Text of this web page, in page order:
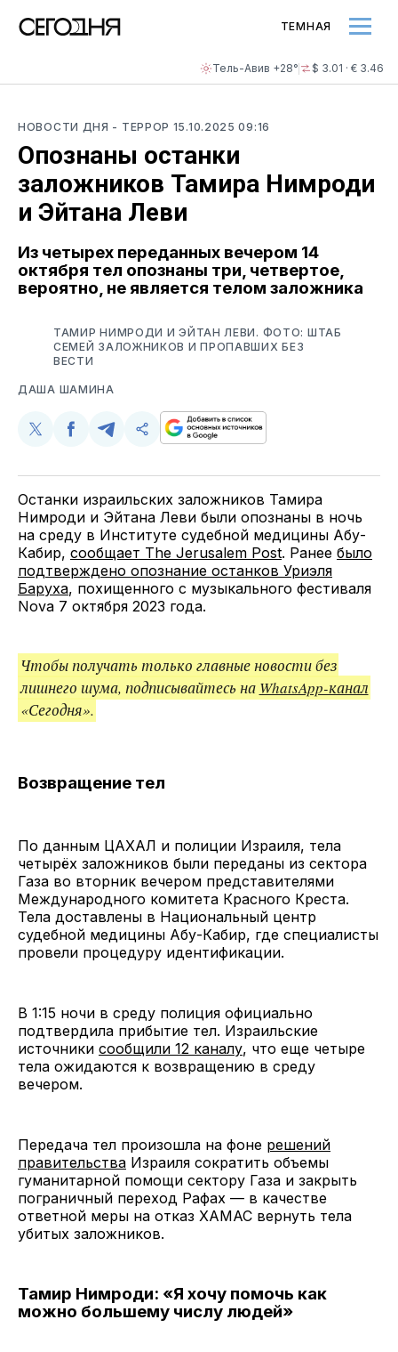
Тель-Авив +28° $ 3.01 · € 3.46
ТЕМНАЯ
НОВОСТИ ДНЯ - ТЕРРОР 15.10.2025 09:16
Опознаны останки
заложников Тамира Нимроди
и Эйтана Леви
Из четырех переданных вечером 14
октября тел опознаны три, четвертое,
вероятно, не является телом заложника
ТАМИР НИМРОДИ И ЭЙТАН ЛЕВИ. ФОТО: ШТАБ
СЕМЕЙ ЗАЛОЖНИКОВ И ПРОПАВШИХ БЕЗ
ВЕСТИ
ДАША ШАМИНА
Поделиться
Twitter
Поделиться
Facebook
Поделиться
Telegram
Скопируйте
поделитесь
Останки израильских заложников Тамира
Нимроди и Эйтана Леви были опознаны в ночь
на среду в Институте судебной медицины Абу-
Кабир, сообщает The Jerusalem Post. Ранее было
подтверждено опознание останков Уриэля
Баруха, похищенного с музыкального фестиваля
Nova 7 октября 2023 года.
Чтобы получать только главные новости без
лишнего шума, подписывайтесь на WhatsApp-канал
«Сегодня».
Возвращение тел
По данным ЦАХАЛ и полиции Израиля, тела
четырёх заложников были переданы из сектора
Газа во вторник вечером представителями
Международного комитета Красного Креста.
Тела доставлены в Национальный центр
судебной медицины Абу-Кабир, где специалисты
провели процедуру идентификации.
В 1:15 ночи в среду полиция официально
подтвердила прибытие тел. Израильские
источники сообщили 12 каналу, что еще четыре
тела ожидаются к возвращению в среду
вечером.
Передача тел произошла на фоне решений
правительства Израиля сократить объемы
гуманитарной помощи сектору Газа и закрыть
пограничный переход Рафах — в качестве
ответной меры на отказ ХАМАС вернуть тела
убитых заложников.
Тамир Нимроди: «Я хочу помочь как
можно большему числу людей»